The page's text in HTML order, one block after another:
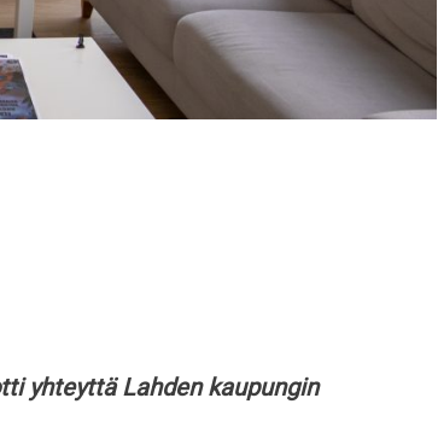
yhteyttä Lahden kaupungin